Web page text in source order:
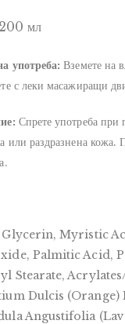
200 мл
употреба: Вземете на
с леки масажиращи
Спрете употреба при
или раздразнена кожа.
Glycerin, Myristic
Palmitic Acid,
Stearate,
Dulcis (Orange)
Angustifolia